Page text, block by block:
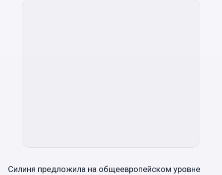
Силиня предложила на общеевропейском уровне